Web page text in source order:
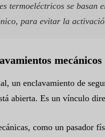
termoeléctricos se
para evitar la
un enclavamiento de
abierta. Es un vínculo
como un